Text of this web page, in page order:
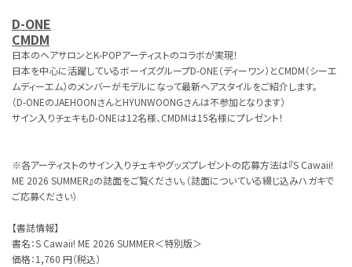
D-ONE
CMDM
日本のヘアサロンとK-POPアーティストのコラボが実現！
日本を中心に活躍しているボーイズグループD-ONE（ディーワン）とCMDM（シーエ
ムディーエム）のメンバーがモデルになって最新ヘアスタイルをご紹介します。
（D-ONEのJAEHOONさんとHYUNWOONGさんは不参加となります）
サイン入りチェキもD-ONEは12名様、CMDMは15名様にプレゼント！
※各アーティストのサイン入りチェキやグッズプレゼントの応募方法は『S Cawaii!
ME 2026 SUMMER』の誌面をご覧ください。（誌面についている綴じ込みハガキで
ご応募ください）
【書誌情報】
書名：S Cawaii! ME 2026 SUMMER＜特別版＞
価格：1,760 円（税込）